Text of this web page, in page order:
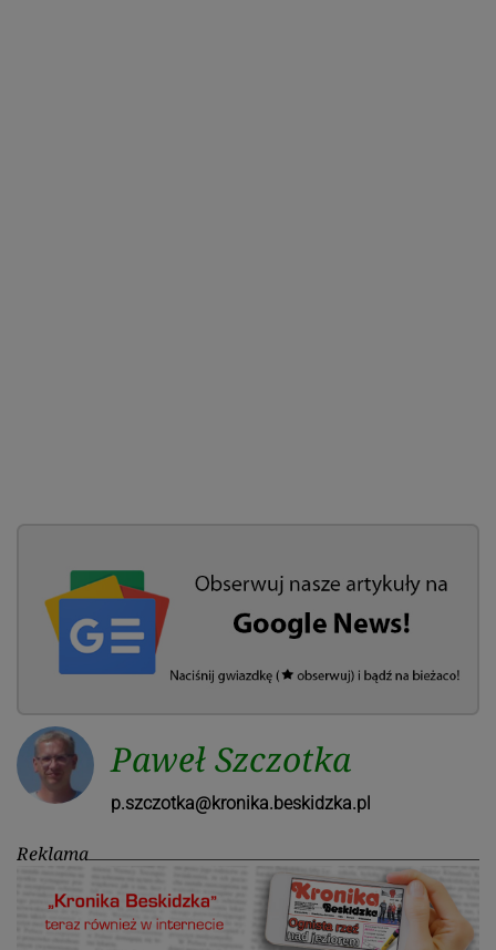
Paweł Szczotka
p.szczotka@kronika.beskidzka.pl
Reklama